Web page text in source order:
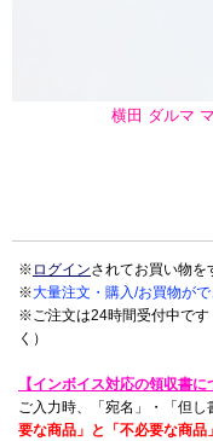
横田 ダルマ
※ ログインされてお買い物を
※大量注文・購入/お買物が
※ご注文は24時間受付中で
く）
【インボイス対応の領収書に
ご入力時、「宛名」・「但し
要な商品」と「不必要な商